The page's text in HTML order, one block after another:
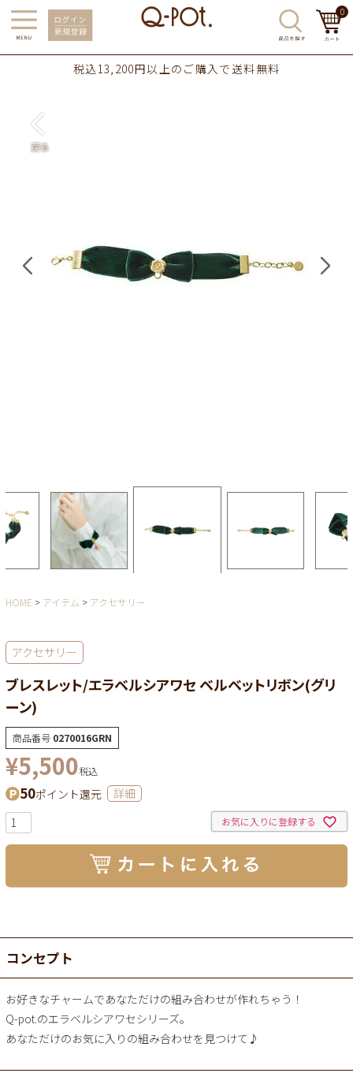
0
税込13,200円以上のご購入で送料無料
HOME アイテム アクセサリー
アクセサリー
ブレスレット/エラベルシアワセ ベルベットリボン(グリ
ーン)
商品番号 0270016GRN
¥5,500税込
50ポイント還元 詳細
お気に入りに登録する
コンセプト
お好きなチャームであなただけの組み合わせが作れちゃう！
Q-pot.のエラベルシアワセシリーズ。
あなただけのお気に入りの組み合わせを見つけて♪